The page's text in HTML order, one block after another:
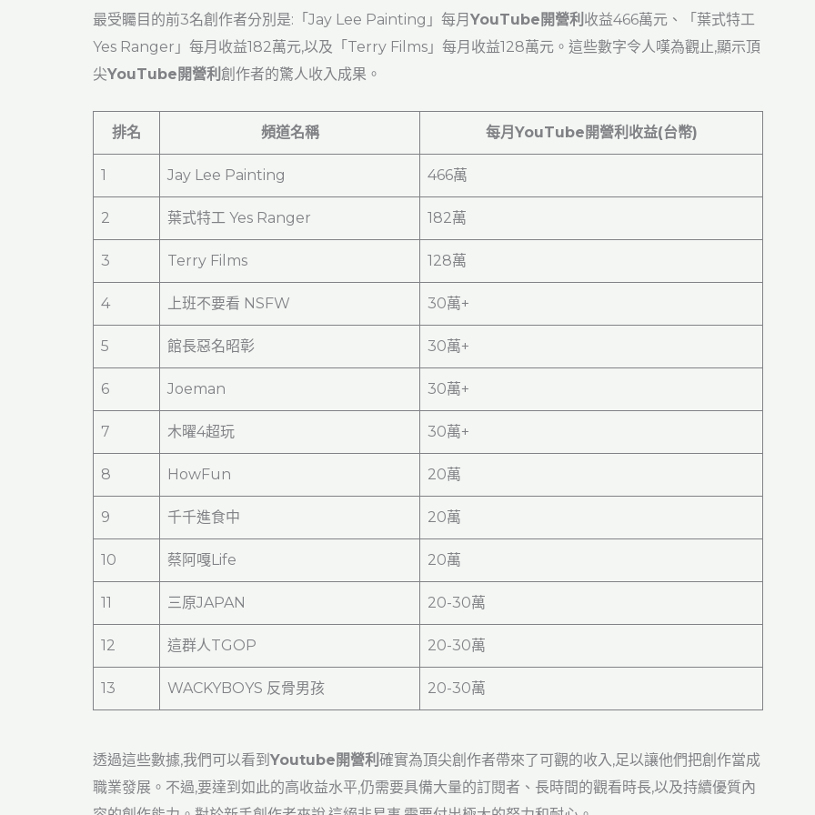
最受矚目的前3名創作者分別是:「Jay Lee Painting」每月 YouTube開營利 收益466萬元、「葉式特工
Yes Ranger」每月收益182萬元,以及「Terry Films」每月收益128萬元。這些數字令人嘆為觀止,顯示頂
尖YouTube開營利 創作者的驚人收入成果。
排名 頻道名稱 每月YouTube開營利收益(台幣)
1 Jay Lee Painting 466萬
2 葉式特工 Yes Ranger 182萬
3 Terry Films 128萬
4 上班不要看 NSFW 30萬+
5 館長惡名昭彰 30萬+
6 Joeman 30萬+
7 木曜4超玩 30萬+
8 HowFun 20萬
9 千千進食中 20萬
10 蔡阿嘎Life 20萬
11 三原JAPAN 20-30萬
12 這群人TGOP 20-30萬
13 WACKYBOYS 反骨男孩 20-30萬
透過這些數據,我們可以看到 Youtube開營利 確實為頂尖創作者帶來了可觀的收入,足以讓他們把創作當成
職業發展。不過,要達到如此的高收益水平,仍需要具備大量的訂閱者、長時間的觀看時長,以及持續優質內